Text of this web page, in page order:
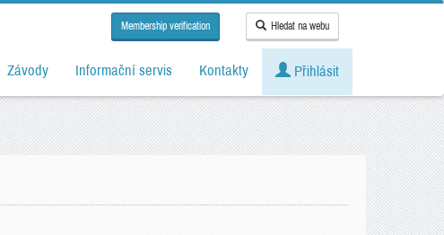
Membership verification Hledat na webu
Závody Informační servis Kontakty Přihlásit